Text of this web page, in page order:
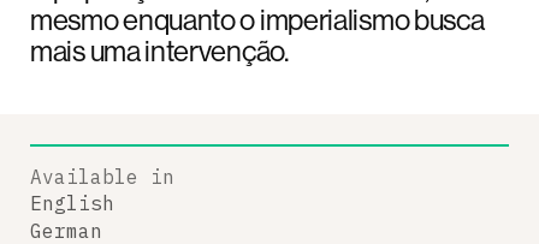
mesmo enquanto o imperialismo busca
mais uma intervenção.
Available in
English
German